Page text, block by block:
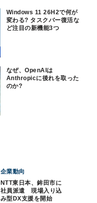
Windows 11 26H2で何が
変わる? タスクバー復活な
ど注目の新機能3つ
なぜ、OpenAIは
Anthropicに後れを取った
のか?
企業動向
NTT東日本、鉾田市に
社員派遣 現場入り込
み型DX支援を開始